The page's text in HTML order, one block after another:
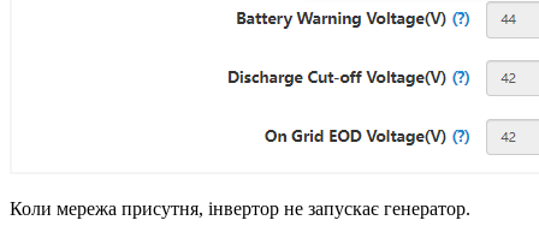
Коли мережа присутня, інвертор не запускає генератор.